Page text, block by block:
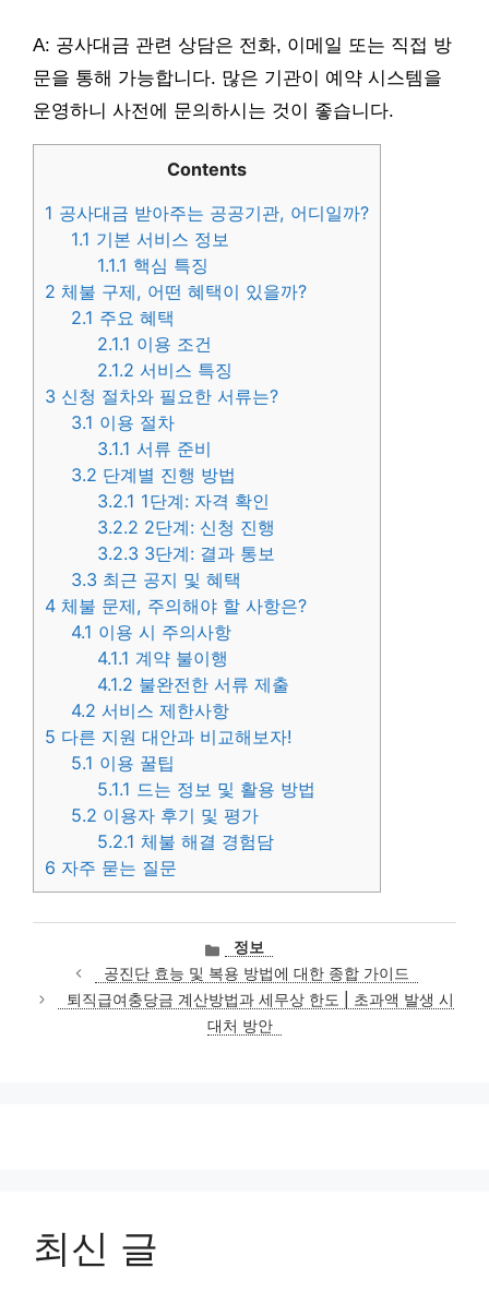
A: 공사대금 관련 상담은 전화, 이메일 또는 직접 방
문을 통해 가능합니다. 많은 기관이 예약 시스템을
운영하니 사전에 문의하시는 것이 좋습니다.
Contents
1 공사대금 받아주는 공공기관, 어디일까?
1.1 기본 서비스 정보
1.1.1 핵심 특징
2 체불 구제, 어떤 혜택이 있을까?
2.1 주요 혜택
2.1.1 이용 조건
2.1.2 서비스 특징
3 신청 절차와 필요한 서류는?
3.1 이용 절차
3.1.1 서류 준비
3.2 단계별 진행 방법
3.2.1 1단계: 자격 확인
3.2.2 2단계: 신청 진행
3.2.3 3단계: 결과 통보
3.3 최근 공지 및 혜택
4 체불 문제, 주의해야 할 사항은?
4.1 이용 시 주의사항
4.1.1 계약 불이행
4.1.2 불완전한 서류 제출
4.2 서비스 제한사항
5 다른 지원 대안과 비교해보자!
5.1 이용 꿀팁
5.1.1 드는 정보 및 활용 방법
5.2 이용자 후기 및 평가
5.2.1 체불 해결 경험담
6 자주 묻는 질문
카
테
고
리
정보
공진단 효능 및 복용 방법에 대한 종합 가이드
퇴직급여충당금 계산방법과 세무상 한도 | 초과액 발생 시
대처 방안
최신 글